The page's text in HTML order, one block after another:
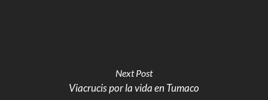
Next Post
Viacrucis por la vida en Tumaco